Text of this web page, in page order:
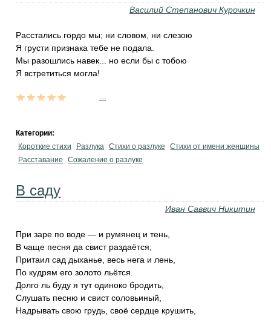
Василий Степанович Курочкин
Расстались гордо мы; ни словом, ни слезою
Я грусти признака тебе не подала.
Мы разошлись навек... но если бы с тобою
Я встретиться могла!
Категории:
Короткие стихи
Разлука Стихи о разлуке
Стихи от имени женщины
Расставание
Сожаление о разлуке
В саду
Иван Саввич Никитин
При заре по воде — и румянец и тень,
В чаще песня да свист раздаётся;
Притаил сад дыханье, весь нега и лень,
По кудрям его золото льётся.
Долго ль буду я тут одиноко бродить,
Слушать песню и свист соловьиный,
Надрывать свою грудь, своё сердце крушить,